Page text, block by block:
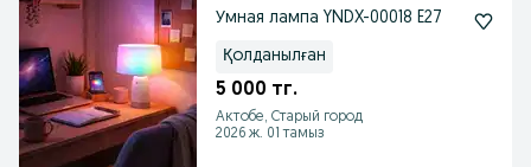
Умная лампа YNDX-00018 E27
Қолданылған
5 000 тг.
Актобе, Старый город
2026 ж. 01 тамыз